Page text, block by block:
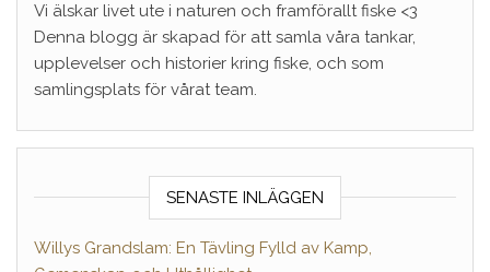
Vi älskar livet ute i naturen och framförallt fiske <3
Denna blogg är skapad för att samla våra tankar,
upplevelser och historier kring fiske, och som
samlingsplats för vårat team.
SENASTE INLÄGGEN
Willys Grandslam: En Tävling Fylld av Kamp,